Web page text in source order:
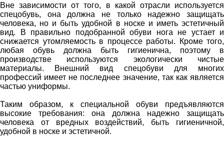
Вне зависимости от того, в какой отрасли используется
спецобувь, она должна не только надежно защищать
человека, но и быть удобной в носке и иметь эстетичный
вид. В правильно подобранной обуви нога не устает и
снижается утомляемость в процессе работы. Кроме того,
любая обувь должна быть гигиенична, поэтому в
производстве используются экологически чистые
материалы. Внешний вид спецобуви для многих
профессий имеет не последнее значение, так как является
частью униформы.
Таким образом, к специальной обуви предъявляются
высокие требования: она должна надежно защищать
человека от вредных воздействий, быть гигиеничной,
удобной в носке и эстетичной.